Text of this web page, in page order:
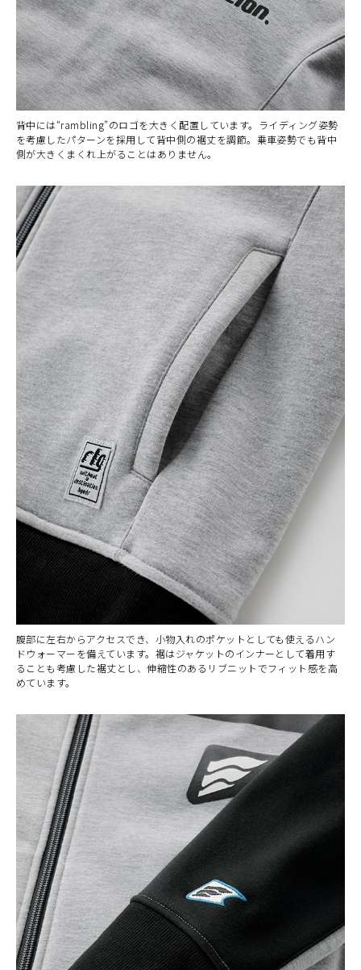
背中には“rambling”のロゴを大きく配置しています。ライディング姿勢
を考慮したパターンを採用して背中側の裾丈を調節。乗車姿勢でも背中
側が大きくまくれ上がることはありません。
腹部に左右からアクセスでき、小物入れのポケットとしても使えるハン
ドウォーマーを備えています。裾はジャケットのインナーとして着用す
ることも考慮した裾丈とし、伸縮性のあるリブニットでフィット感を高
めています。